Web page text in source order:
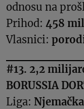
odnosu na
Prihod: 458
Vlasnici:
#13. 2,2
BORUSSIA
Liga: